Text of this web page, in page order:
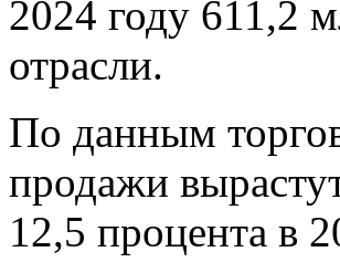
2024 году 611,2
отрасли.
По данным
продажи
12,5 процента в